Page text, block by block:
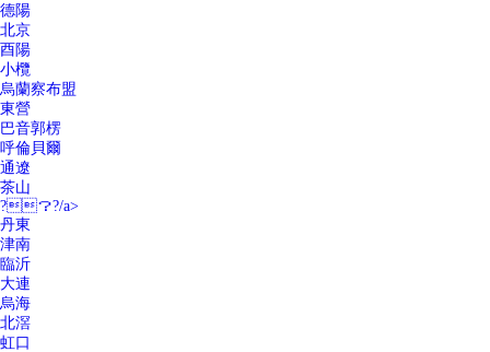
德陽
北京
酉陽
小欖
烏蘭察布盟
東營
巴音郭楞
呼倫貝爾
通遼
茶山
?？?/a>
丹東
津南
臨沂
大連
烏海
北滘
虹口